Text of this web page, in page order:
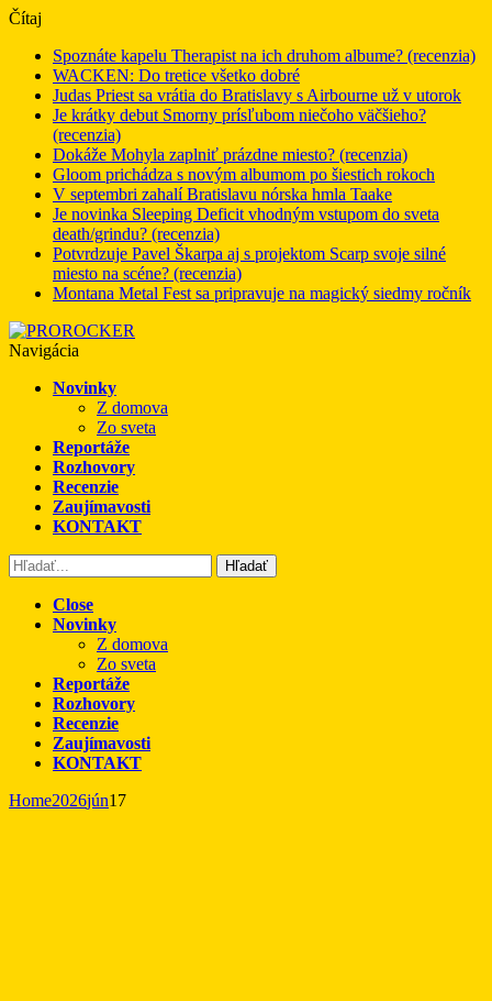
Čítaj
Spoznáte kapelu Therapist na ich druhom albume? (recenzia)
WACKEN: Do tretice všetko dobré
Judas Priest sa vrátia do Bratislavy s Airbourne už v utorok
Je krátky debut Smorny prísľubom niečoho väčšieho?
(recenzia)
Dokáže Mohyla zaplniť prázdne miesto? (recenzia)
Gloom prichádza s novým albumom po šiestich rokoch
V septembri zahalí Bratislavu nórska hmla Taake
Je novinka Sleeping Deficit vhodným vstupom do sveta
death/grindu? (recenzia)
Potvrdzuje Pavel Škarpa aj s projektom Scarp svoje silné
miesto na scéne? (recenzia)
Montana Metal Fest sa pripravuje na magický siedmy ročník
Navigácia
Novinky
Z domova
Zo sveta
Reportáže
Rozhovory
Recenzie
Zaujímavosti
KONTAKT
Hľadať
Close
Novinky
Z domova
Zo sveta
Reportáže
Rozhovory
Recenzie
Zaujímavosti
KONTAKT
Home2026jún17